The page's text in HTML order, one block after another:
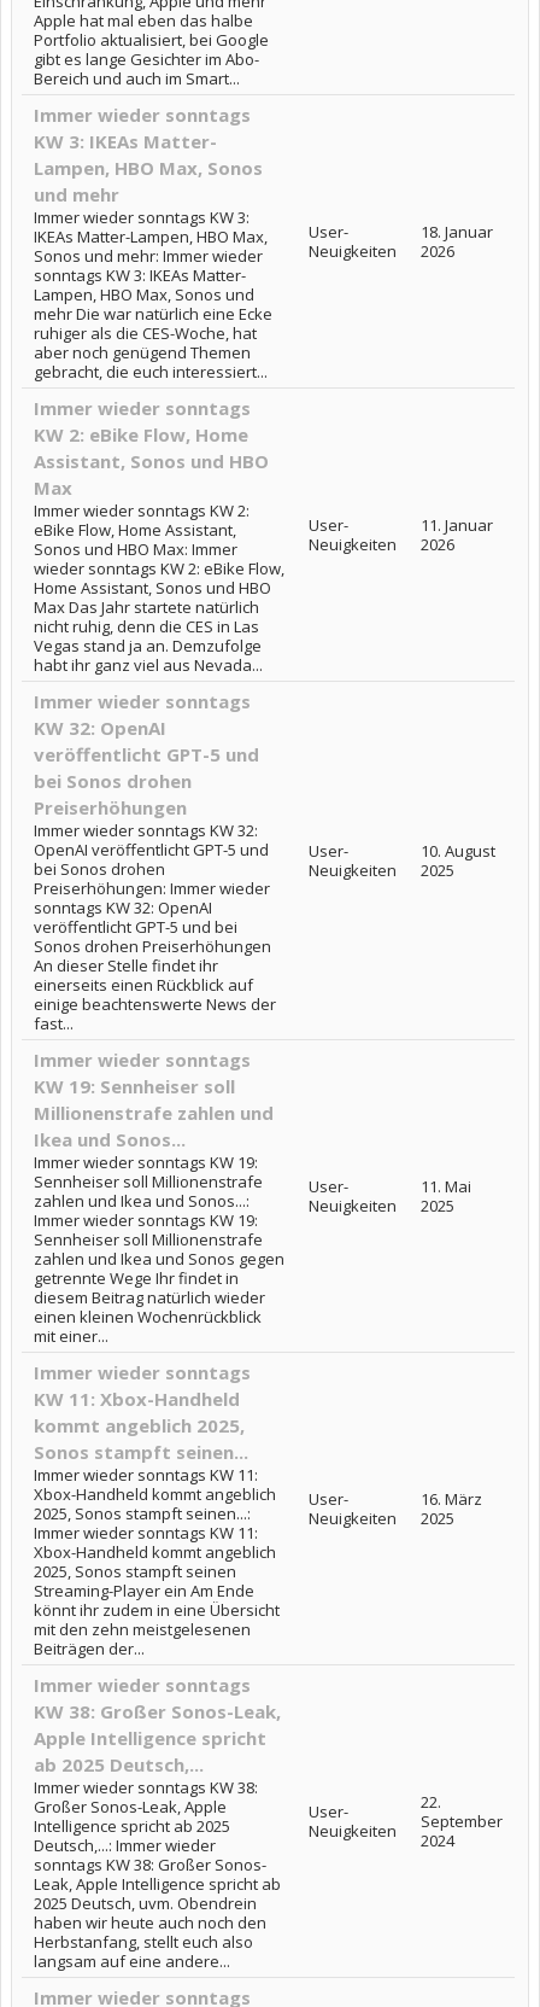
Apple hat mal eben das halbe
Portfolio aktualisiert, bei Google
gibt es lange Gesichter im Abo-
Bereich und auch im Smart...
Immer wieder sonntags
KW 3: IKEAs Matter-
Lampen, HBO Max, Sonos
und mehr
Immer wieder sonntags KW 3:
IKEAs Matter-Lampen, HBO Max,
Sonos und mehr: Immer wieder
sonntags KW 3: IKEAs Matter-
Lampen, HBO Max, Sonos und
mehr Die war natürlich eine Ecke
ruhiger als die CES-Woche, hat
aber noch genügend Themen
gebracht, die euch interessiert...
User-
Neuigkeiten
18. Januar
2026
Immer wieder sonntags
KW 2: eBike Flow, Home
Assistant, Sonos und HBO
Max
Immer wieder sonntags KW 2:
eBike Flow, Home Assistant,
Sonos und HBO Max: Immer
wieder sonntags KW 2: eBike Flow,
Home Assistant, Sonos und HBO
Max Das Jahr startete natürlich
nicht ruhig, denn die CES in Las
Vegas stand ja an. Demzufolge
habt ihr ganz viel aus Nevada...
User-
Neuigkeiten
11. Januar
2026
Immer wieder sonntags
KW 32: OpenAI
veröffentlicht GPT-5 und
bei Sonos drohen
Preiserhöhungen
Immer wieder sonntags KW 32:
OpenAI veröffentlicht GPT-5 und
bei Sonos drohen
Preiserhöhungen: Immer wieder
sonntags KW 32: OpenAI
veröffentlicht GPT-5 und bei
Sonos drohen Preiserhöhungen
An dieser Stelle findet ihr
einerseits einen Rückblick auf
einige beachtenswerte News der
fast...
User-
Neuigkeiten
10. August
2025
Immer wieder sonntags
KW 19: Sennheiser soll
Millionenstrafe zahlen und
Ikea und Sonos...
Immer wieder sonntags KW 19:
Sennheiser soll Millionenstrafe
zahlen und Ikea und Sonos...:
Immer wieder sonntags KW 19:
Sennheiser soll Millionenstrafe
zahlen und Ikea und Sonos gegen
getrennte Wege Ihr findet in
diesem Beitrag natürlich wieder
einen kleinen Wochenrückblick
mit einer...
User-
Neuigkeiten
11. Mai
2025
Immer wieder sonntags
KW 11: Xbox-Handheld
kommt angeblich 2025,
Sonos stampft seinen...
Immer wieder sonntags KW 11:
Xbox-Handheld kommt angeblich
2025, Sonos stampft seinen...:
Immer wieder sonntags KW 11:
Xbox-Handheld kommt angeblich
2025, Sonos stampft seinen
Streaming-Player ein Am Ende
könnt ihr zudem in eine Übersicht
mit den zehn meistgelesenen
Beiträgen der...
User-
Neuigkeiten
16. März
2025
Immer wieder sonntags
KW 38: Großer Sonos-Leak,
Apple Intelligence spricht
ab 2025 Deutsch,...
Immer wieder sonntags KW 38:
Großer Sonos-Leak, Apple
Intelligence spricht ab 2025
Deutsch,...: Immer wieder
sonntags KW 38: Großer Sonos-
Leak, Apple Intelligence spricht ab
2025 Deutsch, uvm. Obendrein
haben wir heute auch noch den
Herbstanfang, stellt euch also
langsam auf eine andere...
User-
Neuigkeiten
22.
September
2024
Immer wieder sonntags